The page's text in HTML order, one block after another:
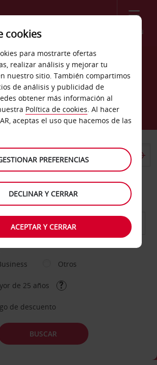
Menú
coches Isla
de devolución
HASTA
Otros
de 25 años
de descuento
BUSCAR
cookies
para mostrarte ofertas
realizar análisis y mejorar tu
nuestro sitio. También compartimos
de análisis y publicidad de
obtener más información al
Política de cookies. Al hacer
aceptas el uso que hacemos de las
PREFERENCIAS
DECLINAR Y CERRAR
ACEPTAR Y CERRAR